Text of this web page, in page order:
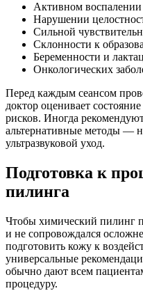
Активном воспалении
Нарушении
Сильной
Склонности к
Беременности и
Онкологических
Перед каждым сеансом
доктор оценивает
рисков. Иногда
альтернативные методы —
ультразвуковой уход.
Подготовка к
пилинга
Чтобы химический пилинг
и не сопровождался
подготовить кожу к
универсальные
обычно дают всем
процедуру.